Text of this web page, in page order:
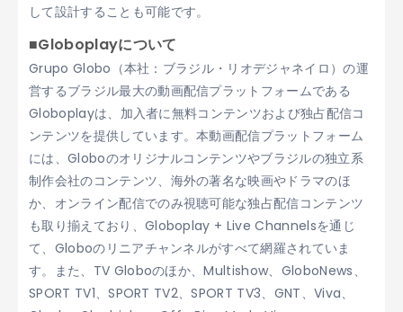
して設計することも可能です。
■Globoplayについて
Grupo Globo（本社：ブラジル・リオデジャネイロ）の運
営するブラジル最大の動画配信プラットフォームである
Globoplayは、加入者に無料コンテンツおよび独占配信コ
ンテンツを提供しています。本動画配信プラットフォーム
には、Globoのオリジナルコンテンツやブラジルの独立系
制作会社のコンテンツ、海外の著名な映画やドラマのほ
か、オンライン配信でのみ視聴可能な独占配信コンテンツ
も取り揃えており、Globoplay + Live Channelsを通じ
て、Globoのリニアチャンネルがすべて網羅されていま
す。また、TV Globoのほか、Multishow、GloboNews、
SPORT TV1、SPORT TV2、SPORT TV3、GNT、Viva、